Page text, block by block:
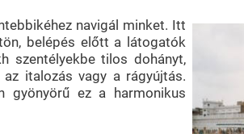
navigál minket. Itt
belépés előtt a látogatók
szentélyekbe tilos dohányt,
italozás vagy a rágyújtás.
gyönyörű ez a harmonikus